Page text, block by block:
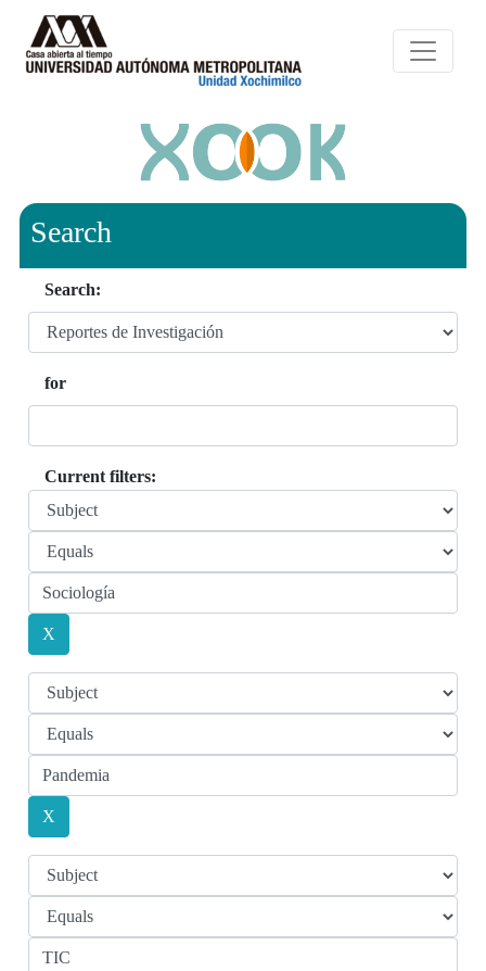
Search
Search:
for
Current filters: